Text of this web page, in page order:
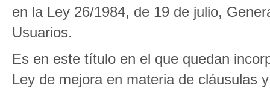
en la Ley 26/1984, de 19 de julio,
Usuarios.
Es en este título en el que quedan
Ley de mejora en materia de cláusulas